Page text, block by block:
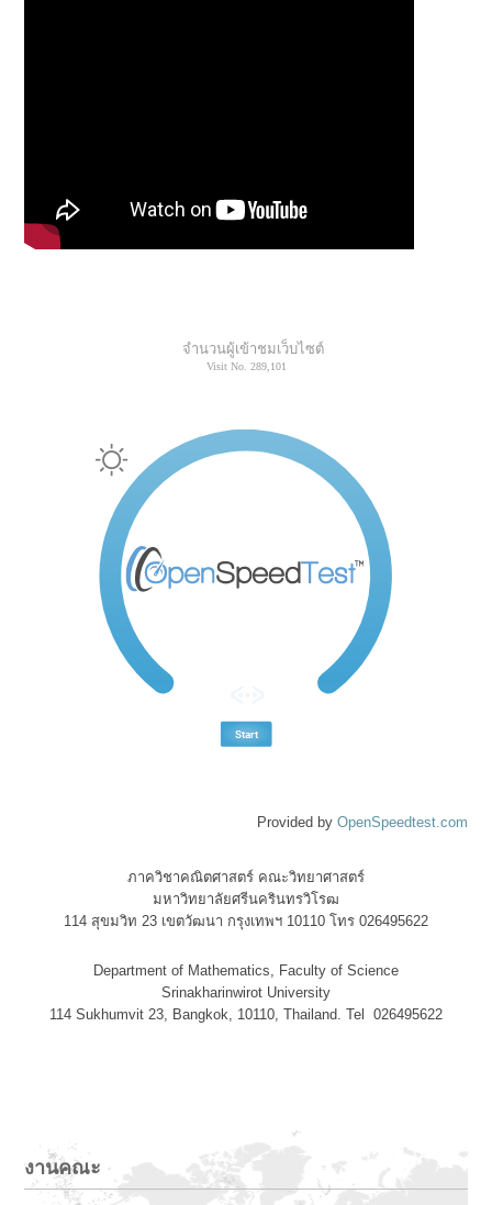
จำนวนผู้เข้าชมเว็บไซต์
Provided by OpenSpeedtest.com
ภาควิชาคณิตศาสตร์ คณะวิทยาศาสตร์
มหาวิทยาลัยศรีนครินทรวิโรฒ
114 สุขมวิท 23 เขตวัฒนา กรุงเทพฯ 10110 โทร 026495622
Department of Mathematics, Faculty of Science
Srinakharinwirot University
114 Sukhumvit 23, Bangkok, 10110, Thailand. Tel 026495622
งานคณะ